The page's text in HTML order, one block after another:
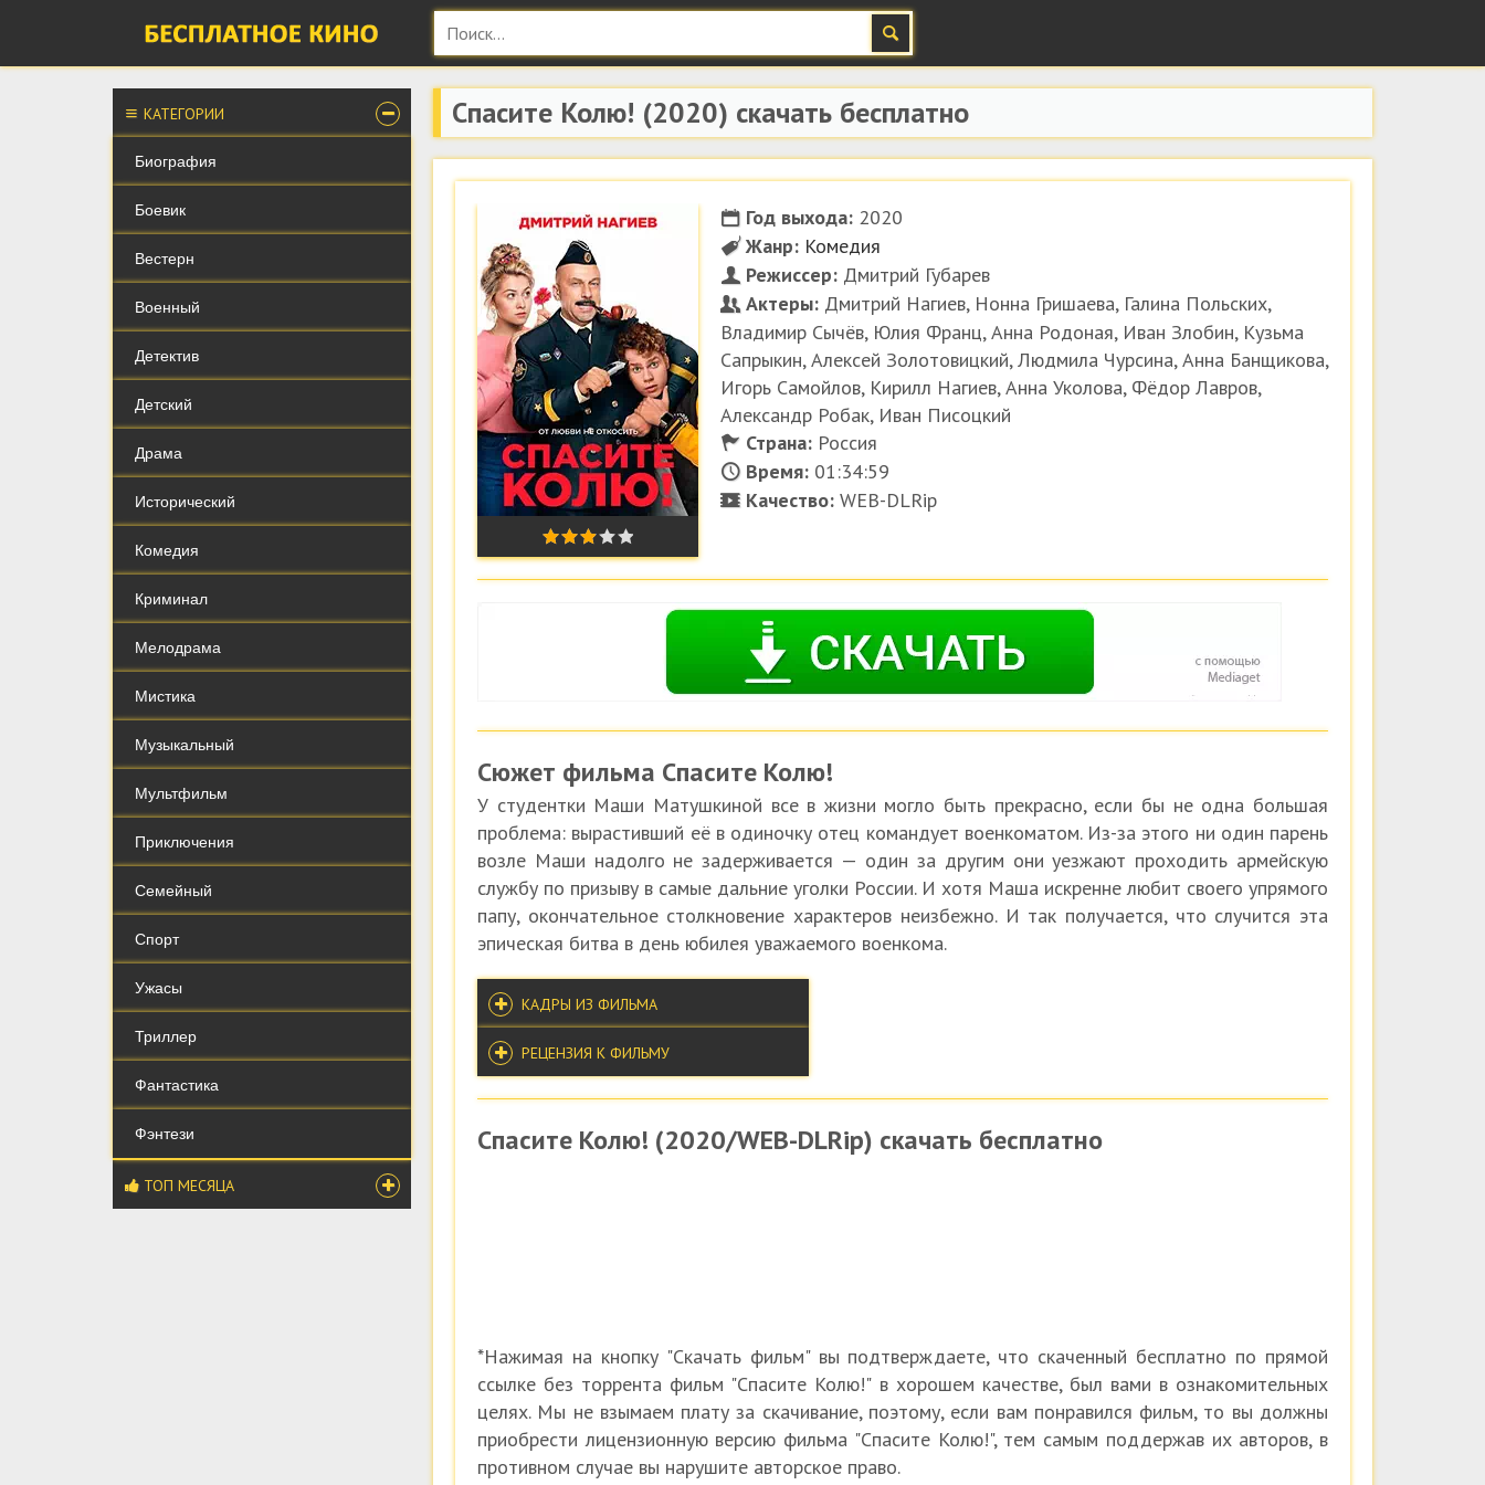
КАТЕГОРИИ
Биография
Боевик
Вестерн
Военный
Детектив
Детский
Драма
Исторический
Комедия
Криминал
Мелодрама
Мистика
Музыкальный
Мультфильм
Приключения
Семейный
Спорт
Ужасы
Триллер
Фантастика
Фэнтези
ТОП МЕСЯЦА
Спасите Колю! (2020) скачать бесплатно
Год выхода: 2020
Жанр: Комедия
Режиссер: Дмитрий Губарев
Актеры: Дмитрий Нагиев, Нонна Гришаева, Галина Польских,
Владимир Сычёв, Юлия Франц, Анна Родоная, Иван Злобин, Кузьма
Сапрыкин, Алексей Золотовицкий, Людмила Чурсина, Анна Банщикова,
Игорь Самойлов, Кирилл Нагиев, Анна Уколова, Фёдор Лавров,
Александр Робак, Иван Писоцкий
Страна: Россия
Время: 01:34:59
Качество: WEB-DLRip
Сюжет фильма Спасите Колю!
У студентки Маши Матушкиной все в жизни могло быть прекрасно, если бы не одна большая
проблема: вырастивший её в одиночку отец командует военкоматом. Из-за этого ни один парень
возле Маши надолго не задерживается — один за другим они уезжают проходить армейскую
службу по призыву в самые дальние уголки России. И хотя Маша искренне любит своего упрямого
папу, окончательное столкновение характеров неизбежно. И так получается, что случится эта
эпическая битва в день юбилея уважаемого военкома.
КАДРЫ ИЗ ФИЛЬМА
РЕЦЕНЗИЯ К ФИЛЬМУ
Спасите Колю! (2020/WEB-DLRip) скачать бесплатно
*Нажимая на кнопку "Скачать фильм" вы подтверждаете, что скаченный бесплатно по прямой
ссылке без торрента фильм "Спасите Колю!" в хорошем качестве, был вами в ознакомительных
целях. Мы не взымаем плату за скачивание, поэтому, если вам понравился фильм, то вы должны
приобрести лицензионную версию фильма "Спасите Колю!", тем самым поддержав их авторов, в
противном случае вы нарушите авторское право.